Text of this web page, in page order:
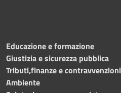
Educazione e formazione
Giustizia e sicurezza pubblica
Tributi,finanze e contravvenzioni
Ambiente